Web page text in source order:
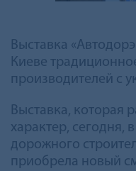
Выставка
Киеве
производителей с
Выставка, которая
характер, сегодня,
дорожного
приобрела новый